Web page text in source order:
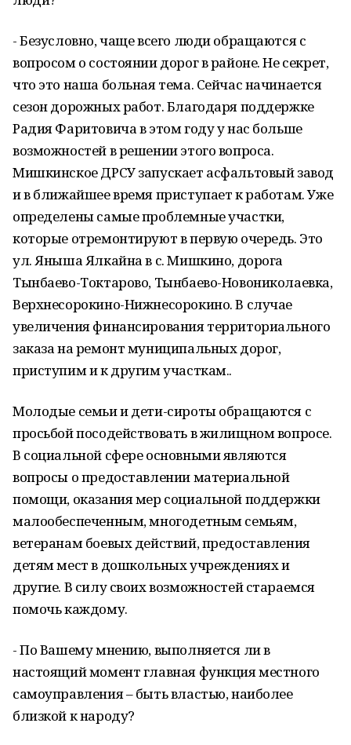
- Безусловно, чаще всего люди обращаются с
вопросом о состоянии дорог в районе. Не секрет,
что это наша больная тема. Сейчас начинается
сезон дорожных работ. Благодаря поддержке
Радия Фаритовича в этом году у нас больше
возможностей в решении этого вопроса.
Мишкинское ДРСУ запускает асфальтовый завод
и в ближайшее время приступает к работам. Уже
определены самые проблемные участки,
которые отремонтируют в первую очередь. Это
ул. Яныша Ялкайна в с. Мишкино, дорога
Тынбаево-Токтарово, Тынбаево-Новониколаевка,
Верхнесорокино-Нижнесорокино. В случае
увеличения финансирования территориального
заказа на ремонт муниципальных дорог,
приступим и к другим участкам..
Молодые семьи и дети-сироты обращаются с
просьбой посодействовать в жилищном вопросе.
В социальной сфере основными являются
вопросы о предоставлении материальной
помощи, оказания мер социальной поддержки
малообеспеченным, многодетным семьям,
ветеранам боевых действий, предоставления
детям мест в дошкольных учреждениях и
другие. В силу своих возможностей стараемся
помочь каждому.
- По Вашему мнению, выполняется ли в
настоящий момент главная функция местного
самоуправления – быть властью, наиболее
близкой к народу?